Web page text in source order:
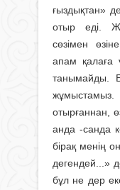
ғыздықтан»
отыр еді.
сөзімен
апам қалаға
танымайды.
отырғаннан,
анда -санда
бірақ менің
дегендей...»
бұл не дер